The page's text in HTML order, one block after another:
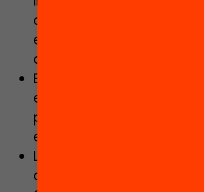
compromesos amb la
educativa i les
d’aprenentatge.
Excel·lents capacitats
escrita, oral i també a
presentar públicament
en castellà.
La posició requereix
desplaçar-se per part